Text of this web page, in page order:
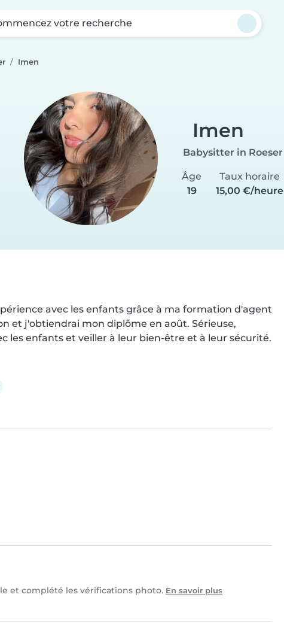
votre recherche
Imen
Imen
Babysitter in Roeser
Âge
19
Taux horaire
15,00 €/heure
avec les enfants grâce à ma formation d'agent
et j'obtiendrai mon diplôme en août. Sérieuse,
les enfants et veiller à leur bien-être et à leur sécurité.
et complété les vérifications photo. En savoir plus